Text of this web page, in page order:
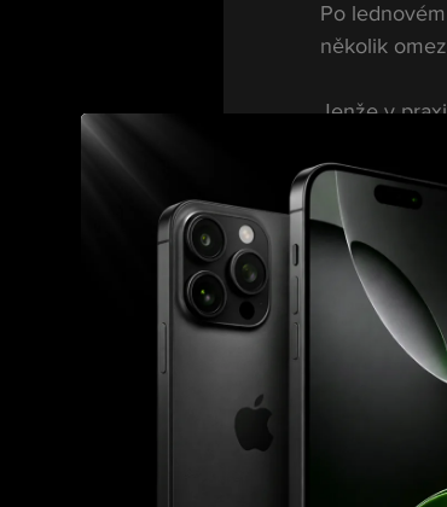
Po
několik
Jenže v
Podle
pracovní
Vémola už
kde působil
Jeho